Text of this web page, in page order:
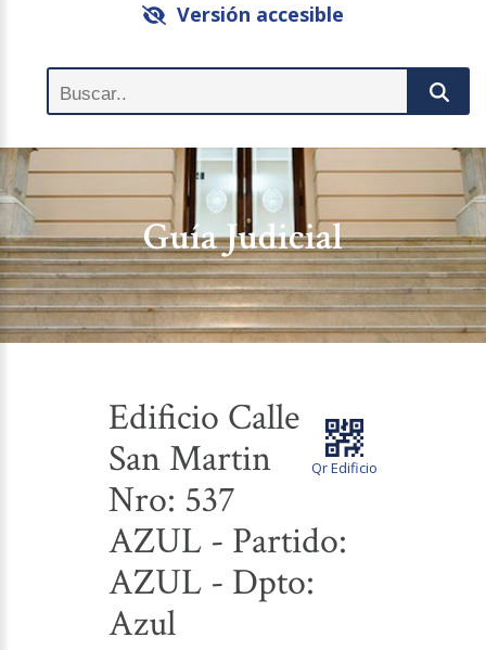
Versión accesible
Guía Judicial
Qr Edificio
Edificio Calle
San Martin
Nro: 537
AZUL - Partido:
AZUL - Dpto:
Azul